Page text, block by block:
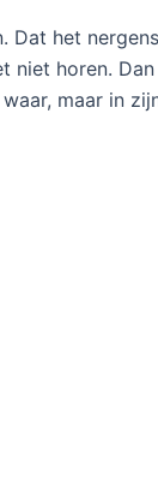
het
niet horen.
maar in